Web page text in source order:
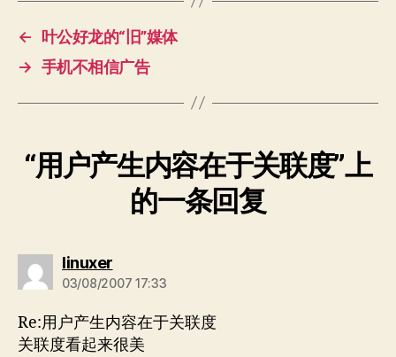
← 叶公好龙的“旧”媒体
→ 手机不相信广告
“用户产生内容在于关联度”上
的一条回复
linuxer说：
03/08/2007 17:33
Re:用户产生内容在于关联度
关联度看起来很美